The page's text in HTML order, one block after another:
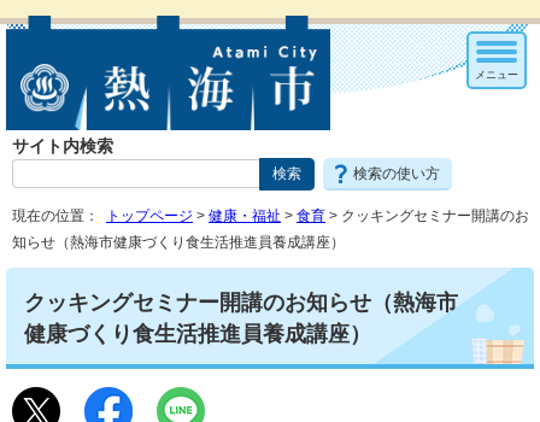
サイト内検索
検索の使い方
メニュー
現在の位置： トップページ > 健康・福祉 > 食育 > クッキングセミナー開講のお
知らせ（熱海市健康づくり食生活推進員養成講座）
クッキングセミナー開講のお知らせ（熱海市
健康づくり食生活推進員養成講座）